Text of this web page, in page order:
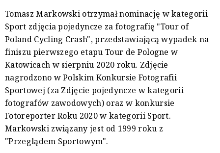
Tomasz Markowski otrzymał nominację w kategorii
Sport zdjęcia pojedyncze za fotografię "Tour of
Poland Cycling Crash", przedstawiającą wypadek na
finiszu pierwszego etapu Tour de Pologne w
Katowicach w sierpniu 2020 roku. Zdjęcie
nagrodzono w Polskim Konkursie Fotografii
Sportowej (za Zdjęcie pojedyncze w kategorii
fotografów zawodowych) oraz w konkursie
Fotoreporter Roku 2020 w kategorii Sport.
Markowski związany jest od 1999 roku z
"Przeglądem Sportowym".